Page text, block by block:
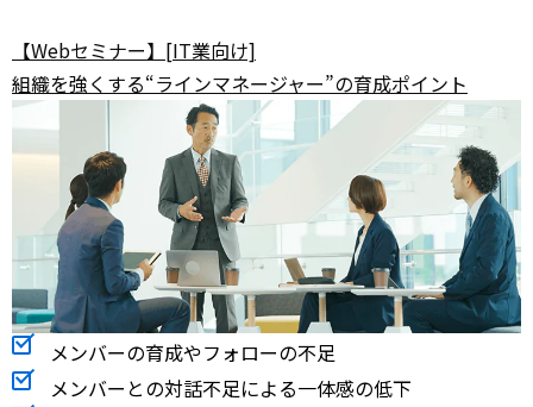
【Webセミナー】[IT業向け]
組織を強くする“ラインマネージャー”の育成ポイント
メンバーの育成やフォローの不足
メンバーとの対話不足による一体感の低下